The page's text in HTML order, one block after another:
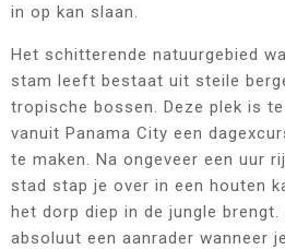
in op kan slaan.
Het schitterende natuurgebied
stam leeft bestaat uit steile
tropische bossen. Deze plek is
vanuit Panama City een
te maken. Na ongeveer een uur
stad stap je over in een houten
het dorp diep in de jungle brengt.
absoluut een aanrader wanneer